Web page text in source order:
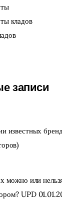
кладов
записи
известных
можно или
UPD